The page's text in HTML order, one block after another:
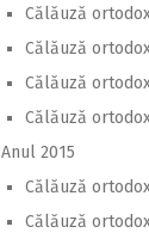
Călăuză
Călăuză
Călăuză
Călăuză
Anul 2015
Călăuză
Călăuză